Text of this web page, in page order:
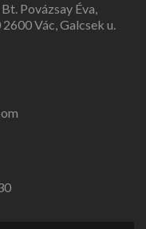
Povázsay Éva,
Vác, Galcsek u.